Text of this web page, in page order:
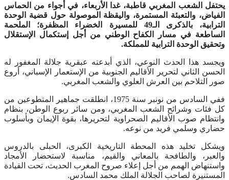
يحتفل الشعب المغربي قاطبة، غدا الأربعاء، في أجواء من الحماس
الفياض، والتعبئة المستمرة، واليقظة الموصولة حول قضية الوحدة
الترابية، بالذكرى الـ49 للمسيرة الخضراء المظفرة؛ الملحمة
الساطعة في مسار الكفاح الوطني من أجل إستكمال الإستقلال
وتحقيق الوحدة الترابية للمملكة.
ويجسد هذا الحدث النوعي، الذي أبدعته عبقرية جلالة المغفور له
الحسن الثاني لتحرير الأقاليم الجنوبية من الإستعمار الإسباني، أروع
صور التلاحم بين العرش العلوي والشعب المغربي.
ففي السادس من نونبر سنة 1975، انطلقت جماهير المتطوعين من
كل فئات وشرائح الشعب المغربي، ومن سائر ربوع الوطن، بنظام
وانتظام صوب الأقاليم الصحراوية لتحريرها، بقوة الإيمان وبأسلوب
حضاري وسلمي فريد من نوعه.
ويشكل تخليد هذه المحطة التاريخية الكبرى، الحبلى بالدروس
والعبر، والطافحة بالمعاني والقيم، مناسبة لاستحضار الأمجاد
واستنهاض الهمم من أجل إعلاء صروح المغرب الحديث، تحت القيادة
المستنيرة لصاحب الجلالة الملك محمد السادس.